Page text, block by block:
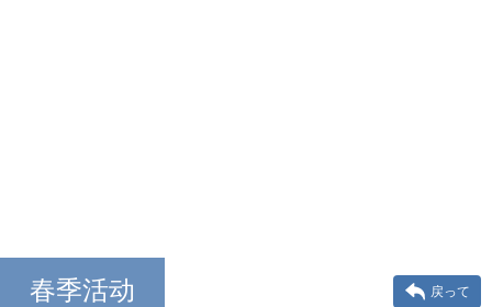
春季活动 戻って